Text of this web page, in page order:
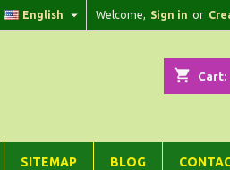
Welcome, Sign in or
English 
shopping_cart Cart:
SITEMAP BLOG